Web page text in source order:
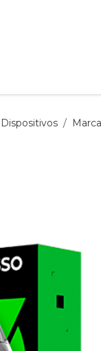
Dispositivos Marca